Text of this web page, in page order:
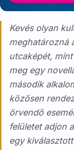
Kevés olyan
meghatározná
utcaképét,
meg egy
második
közösen
örvendő
felületet adjon
egy